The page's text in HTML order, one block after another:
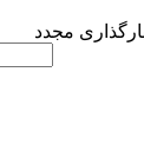
مجدد